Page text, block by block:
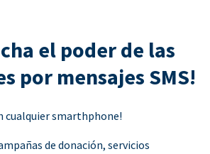
el poder de las
por mensajes SMS!
cualquier smarthphone!
de donación, servicios